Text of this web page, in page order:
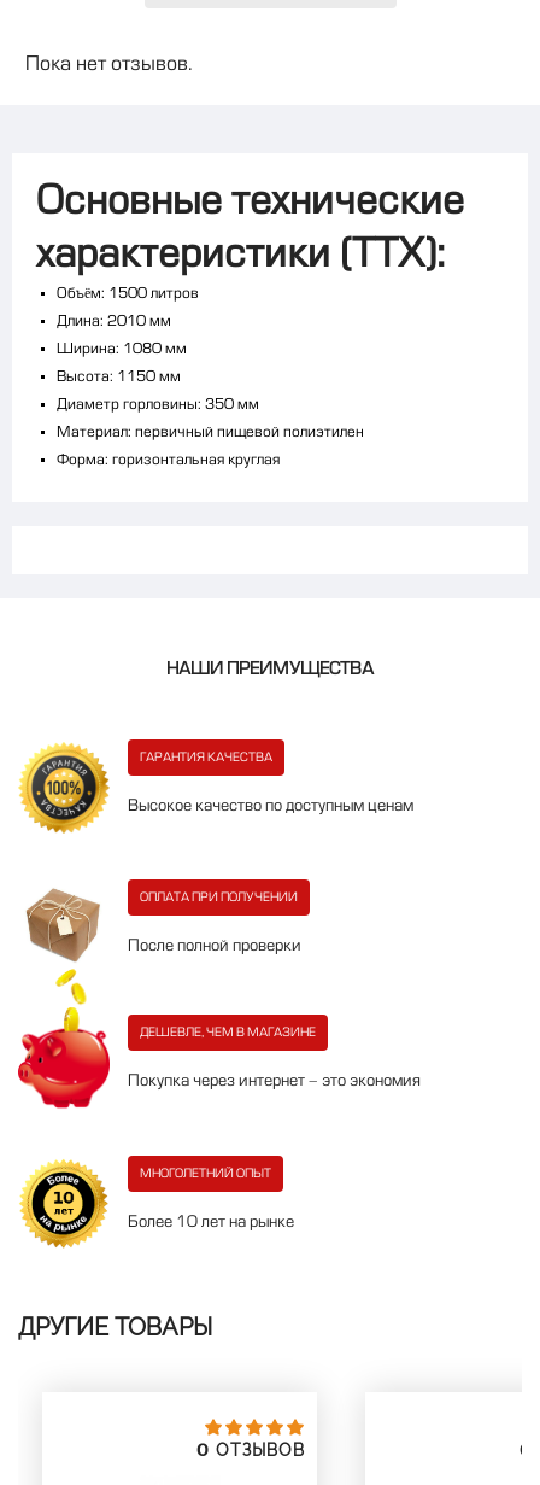
Пока нет отзывов.
Основные технические
характеристики (ТТХ):
Объём: 1500 литров
Длина: 2010 мм
Ширина: 1080 мм
Высота: 1150 мм
Диаметр горловины: 350 мм
Материал: первичный пищевой полиэтилен
Форма: горизонтальная круглая
НАШИ ПРЕИМУЩЕСТВА
ГАРАНТИЯ КАЧЕСТВА
Высокое качество по доступным ценам
ОПЛАТА ПРИ ПОЛУЧЕНИИ
После полной проверки
ДЕШЕВЛЕ, ЧЕМ В МАГАЗИНЕ
Покупка через интернет - это экономия
МНОГОЛЕТНИЙ ОПЫТ
Более 10 лет на рынке
ДРУГИЕ ТОВАРЫ
0 ОТЗЫВОВ 0